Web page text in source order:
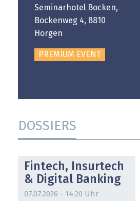
Seminarhotel Bocken,
Bockenweg 4, 8810
Horgen
PREMIUM EVENT
DOSSIERS
Fintech, Insurtech
& Digital Banking
07.07.2026 - 14:20 Uhr